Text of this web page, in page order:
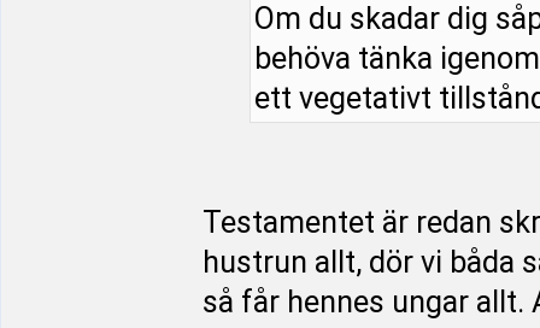
Om du skadar dig
behöva tänka
ett vegetativt
Testamentet är redan
hustrun allt, dör vi båda
så får hennes ungar